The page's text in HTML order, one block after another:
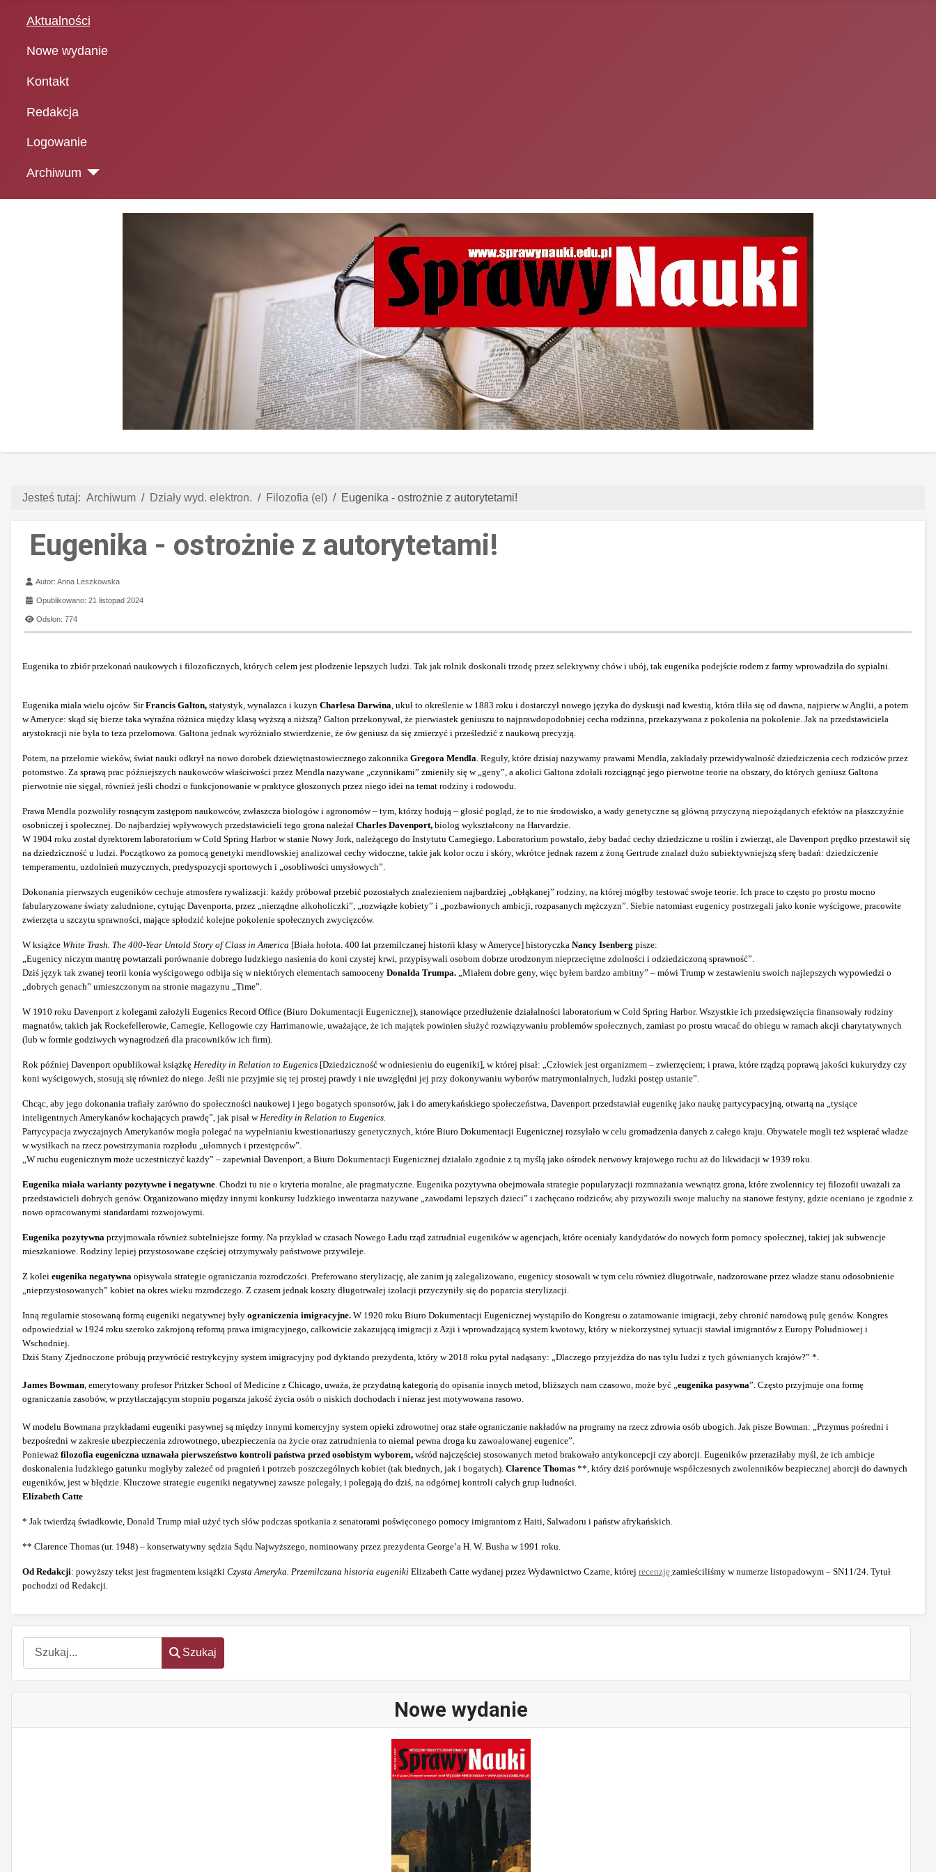
Aktualności
Nowe wydanie
Kontakt
Redakcja
Logowanie
Archiwum
Szukaj
Szukaj
Nowe wydanie
Jesteś tutaj: Archiwum Działy wyd. elektron. Filozofia (el) Eugenika - ostrożnie z autorytetami!
Eugenika - ostrożnie z autorytetami!
Szczegóły
Autor:Anna Leszkowska
Opublikowano: 21 listopad 2024
Odsłon: 774
Eugenika to zbiór przekonań naukowych i filozoficznych, których celem jest płodzenie lepszych ludzi. Tak jak rolnik doskonali trzodę przez selektywny chów i ubój, tak eugenika podejście rodem z farmy wprowadziła do sypialni.
Eugenika miała wielu ojców. SirFrancis Galton, statystyk, wynalazca i kuzyn Charlesa Darwina , ukuł to określenie w 1883 roku i dostarczył nowego języka do dyskusji nad kwestią, która tliła się od dawna, najpierw w Anglii, a potem
w Ameryce: skąd się bierze taka wyraźna różnica między klasą wyższą a niższą? Galton przekonywał, że pierwiastek geniuszu to najprawdopodobniej cecha rodzinna, przekazywana z pokolenia na pokolenie. Jak na przedstawiciela
arystokracji nie była to teza przełomowa. Galtona jednak wyróżniało stwierdzenie, że ów geniusz da się zmierzyć i prześledzić z naukową precyzją.
Potem, na przełomie wieków, świat nauki odkrył na nowo dorobek dziewiętnastowiecznego zakonnika Gregora Mendla . Reguły, które dzisiaj nazywamy prawami Mendla, zakładały przewidywalność dziedziczenia cech rodziców przez
potomstwo. Za sprawą prac późniejszych naukowców właściwości przez Mendla nazywane „czynnikami” zmieniły się w „geny”, a akolici Galtona zdołali rozciągnąć jego pierwotne teorie na obszary, do których geniusz Galtona
pierwotnie nie sięgał, również jeśli chodzi o funkcjonowanie w praktyce głoszonych przez niego idei na temat rodziny i rodowodu.
Prawa Mendla pozwoliły rosnącym zastępom naukowców, zwłaszcza biologów i agronomów – tym, którzy hodują – głosić pogląd, że to nie środowisko, a wady genetyczne są główną przyczyną niepożądanych efektów na płaszczyźnie
osobniczej i społecznej. Do najbardziej wpływowych przedstawicieli tego grona należał Charles Davenport, biolog wykształcony na Harvardzie.
W 1904 roku został dyrektorem laboratorium w Cold Spring Harbor w stanie Nowy Jork, należącego do Instytutu Carnegiego. Laboratorium powstało, żeby badać cechy dziedziczne u roślin i zwierząt, ale Davenport prędko przestawił się
na dziedziczność u ludzi. Początkowo za pomocą genetyki mendlowskiej analizował cechy widoczne, takie jak kolor oczu i skóry, wkrótce jednak razem z żoną Gertrude znalazł dużo subiektywniejszą sferę badań: dziedziczenie
temperamentu, uzdolnień muzycznych, predyspozycji sportowych i „osobliwości umysłowych”.
Dokonania pierwszych eugeników cechuje atmosfera rywalizacji: każdy próbował przebić pozostałych znalezieniem najbardziej „obłąkanej” rodziny, na której mógłby testować swoje teorie. Ich prace to często po prostu mocno
fabularyzowane światy zaludnione, cytując Davenporta, przez „nierządne alkoholiczki”, „rozwiązłe kobiety” i „pozbawionych ambicji, rozpasanych mężczyzn”. Siebie natomiast eugenicy postrzegali jako konie wyścigowe, pracowite
zwierzęta u szczytu sprawności, mające spłodzić kolejne pokolenie społecznych zwycięzców.
W książce White Trash. The 400-Year Untold Story of Class in America [Biała hołota. 400 lat przemilczanej historii klasy w Ameryce] historyczka Nancy Isenberg pisze:
„Eugenicy niczym mantrę powtarzali porównanie dobrego ludzkiego nasienia do koni czystej krwi, przypisywali osobom dobrze urodzonym nieprzeciętne zdolności i odziedziczoną sprawność”.
Dziś język tak zwanej teorii konia wyścigowego odbija się w niektórych elementach samooceny Donalda Trumpa. „Miałem dobre geny, więc byłem bardzo ambitny” – mówi Trump w zestawieniu swoich najlepszych wypowiedzi o
„dobrych genach” umieszczonym na stronie magazynu „Time”.
W 1910 roku Davenport z kolegami założyli Eugenics Record Office (Biuro Dokumentacji Eugenicznej), stanowiące przedłużenie działalności laboratorium w Cold Spring Harbor. Wszystkie ich przedsięwzięcia finansowały rodziny
magnatów, takich jak Rockefellerowie, Carnegie, Kellogowie czy Harrimanowie, uważające, że ich majątek powinien służyć rozwiązywaniu problemów społecznych, zamiast po prostu wracać do obiegu w ramach akcji charytatywnych
(lub w formie godziwych wynagrodzeń dla pracowników ich firm).
Rok później Davenport opublikował książkę Heredity in Relation to Eugenics [Dziedziczność w odniesieniu do eugeniki], w której pisał: „Człowiek jest organizmem – zwierzęciem; i prawa, które rządzą poprawą jakości kukurydzy czy
koni wyścigowych, stosują się również do niego. Jeśli nie przyjmie się tej prostej prawdy i nie uwzględni jej przy dokonywaniu wyborów matrymonialnych, ludzki postęp ustanie”.
Chcąc, aby jego dokonania trafiały zarówno do społeczności naukowej i jego bogatych sponsorów, jak i do amerykańskiego społeczeństwa, Davenport przedstawiał eugenikę jako naukę partycypacyjną, otwartą na „tysiące
inteligentnych Amerykanów kochających prawdę”, jak pisał w Heredity in Relation to Eugenics.
Partycypacja zwyczajnych Amerykanów mogła polegać na wypełnianiu kwestionariuszy genetycznych, które Biuro Dokumentacji Eugenicznej rozsyłało w celu gromadzenia danych z całego kraju. Obywatele mogli też wspierać władze
w wysiłkach na rzecz powstrzymania rozpłodu „ułomnych i przestępców”.
„W ruchu eugenicznym może uczestniczyć każdy” – zapewniał Davenport, a Biuro Dokumentacji Eugenicznej działało zgodnie z tą myślą jako ośrodek nerwowy krajowego ruchu aż do likwidacji w 1939 roku.
Eugenika miała warianty pozytywne i negatywne . Chodzi tu nie o kryteria moralne, ale pragmatyczne. Eugenika pozytywna obejmowała strategie popularyzacji rozmnażania wewnątrz grona, które zwolennicy tej filozofii uważali za
przedstawicieli dobrych genów. Organizowano między innymi konkursy ludzkiego inwentarza nazywane „zawodami lepszych dzieci” i zachęcano rodziców, aby przywozili swoje maluchy na stanowe festyny, gdzie oceniano je zgodnie z
nowo opracowanymi standardami rozwojowymi.
Eugenika pozytywna przyjmowała również subtelniejsze formy. Na przykład w czasach Nowego Ładu rząd zatrudniał eugeników w agencjach, które oceniały kandydatów do nowych form pomocy społecznej, takiej jak subwencje
mieszkaniowe. Rodziny lepiej przystosowane częściej otrzymywały państwowe przywileje.
Z kolei eugenika negatywna opisywała strategie ograniczania rozrodczości. Preferowano sterylizację, ale zanim ją zalegalizowano, eugenicy stosowali w tym celu również długotrwałe, nadzorowane przez władze stanu odosobnienie
„nieprzystosowanych” kobiet na okres wieku rozrodczego. Z czasem jednak koszty długotrwałej izolacji przyczyniły się do poparcia sterylizacji.
Inną regularnie stosowaną formą eugeniki negatywnej były ograniczenia imigracyjne. W 1920 roku Biuro Dokumentacji Eugenicznej wystąpiło do Kongresu o zatamowanie imigracji, żeby chronić narodową pulę genów. Kongres
odpowiedział w 1924 roku szeroko zakrojoną reformą prawa imigracyjnego, całkowicie zakazującą imigracji z Azji i wprowadzającą system kwotowy, który w niekorzystnej sytuacji stawiał imigrantów z Europy Południowej i
Wschodniej.
Dziś Stany Zjednoczone próbują przywrócić restrykcyjny system imigracyjny pod dyktando prezydenta, który w 2018 roku pytał nadąsany: „Dlaczego przyjeżdża do nas tylu ludzi z tych gównianych krajów?” *.
James Bowman , emerytowany profesor Pritzker School of Medicine z Chicago, uważa, że przydatną kategorią do opisania innych metod, bliższych nam czasowo, może być „ eugenika pasywna”. Często przyjmuje ona formę
ograniczania zasobów, w przytłaczającym stopniu pogarsza jakość życia osób o niskich dochodach i nieraz jest motywowana rasowo.
W modelu Bowmana przykładami eugeniki pasywnej są między innymi komercyjny system opieki zdrowotnej oraz stałe ograniczanie nakładów na programy na rzecz zdrowia osób ubogich. Jak pisze Bowman: „Przymus pośredni i
bezpośredni w zakresie ubezpieczenia zdrowotnego, ubezpieczenia na życie oraz zatrudnienia to niemal pewna droga ku zawoalowanej eugenice”.
Ponieważ filozofia eugeniczna uznawała pierwszeństwo kontroli państwa przed osobistym wyborem, wśród najczęściej stosowanych metod brakowało antykoncepcji czy aborcji. Eugeników przeraziłaby myśl, że ich ambicje
doskonalenia ludzkiego gatunku mogłyby zależeć od pragnień i potrzeb poszczególnych kobiet (tak biednych, jak i bogatych). Clarence Thomas **, który dziś porównuje współczesnych zwolenników bezpiecznej aborcji do dawnych
eugeników, jest w błędzie. Kluczowe strategie eugeniki negatywnej zawsze polegały, i polegają do dziś, na odgórnej kontroli całych grup ludności.
Elizabeth Catte
* Jak twierdzą świadkowie, Donald Trump miał użyć tych słów podczas spotkania z senatorami poświęconego pomocy imigrantom z Haiti, Salwadoru i państw afrykańskich.
** Clarence Thomas (ur. 1948) – konserwatywny sędzia Sądu Najwyższego, nominowany przez prezydenta George’a H. W. Busha w 1991 roku.
Od Redakcji: powyższy tekst jest fragmentem książki Czysta Ameryka. Przemilczana historia eugeniki Elizabeth Catte wydanej przez Wydawnictwo Czarne, której recenzję zamieściliśmy w numerze listopadowym – SN11/24. Tytuł
pochodzi od Redakcji.